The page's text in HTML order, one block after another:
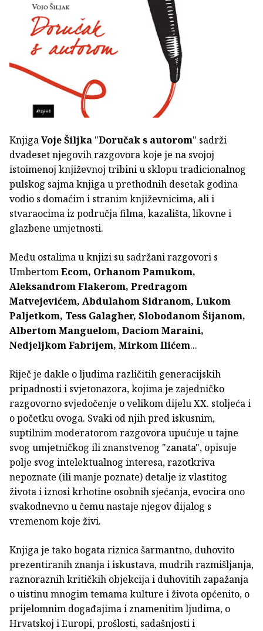
KnjigaVoje Šiljka "Doručak s autorom" sadrži
dvadeset njegovih razgovora koje je na svojoj
istoimenoj književnoj tribini u sklopu tradicionalnog
pulskog sajma knjiga u prethodnih desetak godina
vodio s domaćim i stranim književnicima, ali i
stvaraocima iz područja filma, kazališta, likovne i
glazbene umjetnosti.
Među ostalima u knjizi su sadržani razgovori s
UmbertomEcom, Orhanom Pamukom,
Aleksandrom Flakerom, Predragom
Matvejevićem, Abdulahom Sidranom, Lukom
Paljetkom, Tess Galagher, Slobodanom Šijanom,
Albertom Manguelom, Daciom Maraini,
Nedjeljkom Fabrijem, Mirkom Ilićem...
Riječ je dakle o ljudima različitih generacijskih
pripadnosti i svjetonazora, kojima je zajedničko
razgovorno svjedočenje o velikom dijelu XX. stoljeća i
o početku ovoga. Svaki od njih pred iskusnim,
suptilnim moderatorom razgovora upućuje u tajne
svog umjetničkog ili znanstvenog "zanata", opisuje
polje svog intelektualnog interesa, razotkriva
nepoznate (ili manje poznate) detalje iz vlastitog
života i iznosi krhotine osobnih sjećanja, evocira ono
svakodnevno u čemu nastaje njegov dijalog s
vremenom koje živi.
Knjiga je tako bogata riznica šarmantno, duhovito
prezentiranih znanja i iskustava, mudrih razmišljanja,
raznoraznih kritičkih objekcija i duhovitih zapažanja
o uistinu mnogim temama kulture i života općenito, o
prijelomnim događajima i znamenitim ljudima, o
Hrvatskoj i Europi, prošlosti, sadašnjosti i